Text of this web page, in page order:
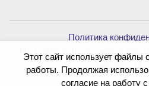
Политика
На сайте используются
Этот сайт использует файлы
работы. Продолжая
согласие на работу